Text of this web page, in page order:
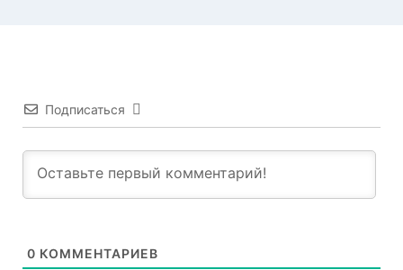
Подписаться
0 КОММЕНТАРИЕВ